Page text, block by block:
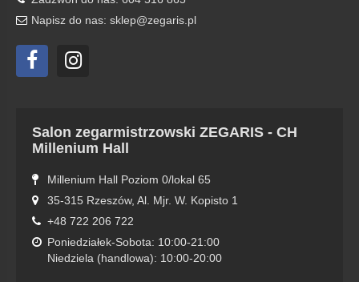
Napisz do nas: sklep@zegaris.pl
Salon zegarmistrzowski ZEGARIS - CH
Millenium Hall
Millenium Hall Poziom 0/lokal 65
35-315 Rzeszów, Al. Mjr. W. Kopisto 1
+48 722 206 722
Poniedziałek-Sobota: 10:00-21:00
Niedziela (handlowa): 10:00-20:00